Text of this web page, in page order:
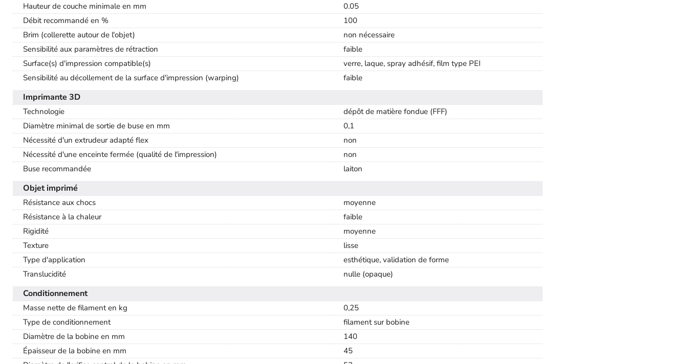
Hauteur de couche minimale en mm
0.05
Débit recommandé en %
100
Brim (collerette autour de l'objet)
non nécessaire
Sensibilité aux paramètres de rétraction
faible
Surface(s) d'impression compatible(s)
verre, laque, spray adhésif, film type PEI
Sensibilité au décollement de la surface d'impression (warping)
faible
Imprimante 3D
Technologie
dépôt de matière fondue (FFF)
Diamètre minimal de sortie de buse en mm
0,1
Nécessité d'un extrudeur adapté flex
non
Nécessité d'une enceinte fermée (qualité de l'impression)
non
Buse recommandée
laiton
Objet imprimé
Résistance aux chocs
moyenne
Résistance à la chaleur
faible
Rigidité
moyenne
Texture
lisse
Type d'application
esthétique, validation de forme
Translucidité
nulle (opaque)
Conditionnement
Masse nette de filament en kg
0,25
Type de conditionnement
filament sur bobine
Diamètre de la bobine en mm
140
Épaisseur de la bobine en mm
45